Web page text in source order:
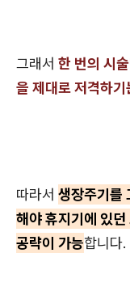
그래서 한 번의 시
을 제대로 저격하
따라서 생장주기를
해야 휴지기에 있
공략이 가능합니다.